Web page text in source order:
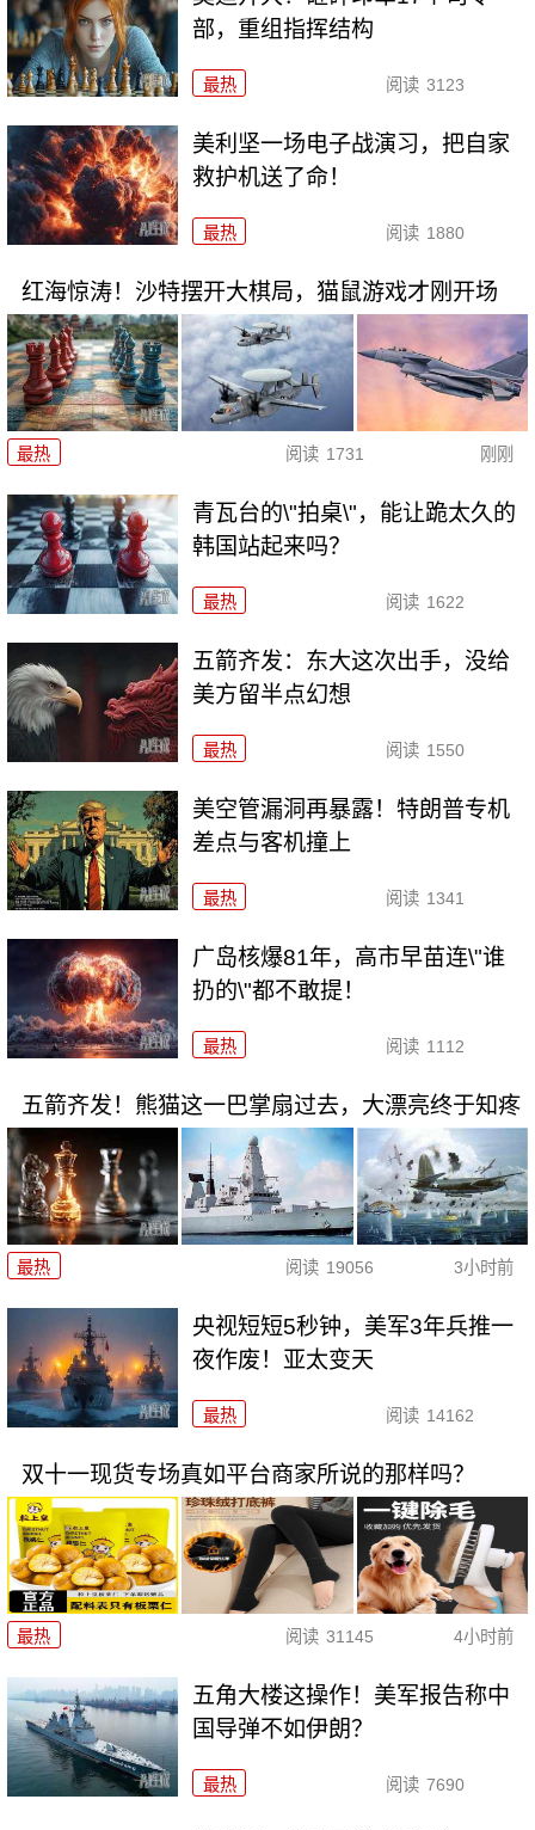
部，重组指挥结构
最热 阅读 3123
美利坚一场电子战演习，把自家
救护机送了命！
最热 阅读 1880
红海惊涛！沙特摆开大棋局，猫鼠游戏才刚开场
最热 阅读 1731 刚刚
青瓦台的\"拍桌\"，能让跪太久的
韩国站起来吗？
最热 阅读 1622
五箭齐发：东大这次出手，没给
美方留半点幻想
最热 阅读 1550
美空管漏洞再暴露！特朗普专机
差点与客机撞上
最热 阅读 1341
广岛核爆81年，高市早苗连\"谁
扔的\"都不敢提！
最热 阅读 1112
五箭齐发！熊猫这一巴掌扇过去，大漂亮终于知疼
最热 阅读 19056 3小时前
央视短短5秒钟，美军3年兵推一
夜作废！亚太变天
最热 阅读 14162
双十一现货专场真如平台商家所说的那样吗？
最热 阅读 31145 4小时前
五角大楼这操作！美军报告称中
国导弹不如伊朗？
最热 阅读 7690